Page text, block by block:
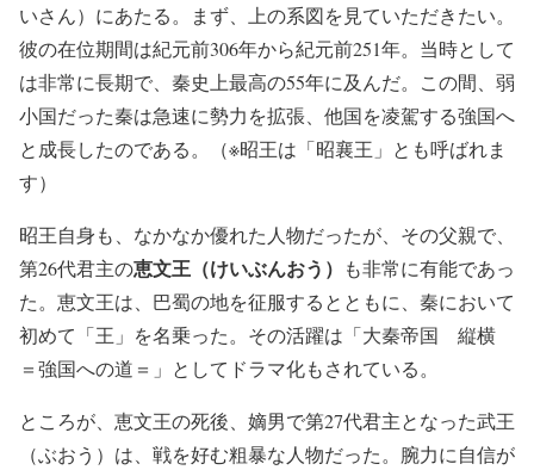
いさん）にあたる。まず、上の系図を見ていただきたい。
彼の在位期間は紀元前306年から紀元前251年。当時として
は非常に長期で、秦史上最高の55年に及んだ。この間、弱
小国だった秦は急速に勢力を拡張、他国を凌駕する強国へ
と成長したのである。（※昭王は「昭襄王」とも呼ばれま
す）
昭王自身も、なかなか優れた人物だったが、その父親で、
第26代君主の恵文王（けいぶんおう） も非常に有能であっ
た。恵文王は、巴蜀の地を征服するとともに、秦において
初めて「王」を名乗った。その活躍は「大秦帝国 縦横
＝強国への道＝」としてドラマ化もされている。
ところが、恵文王の死後、嫡男で第27代君主となった武王
（ぶおう）は、戦を好む粗暴な人物だった。腕力に自信が